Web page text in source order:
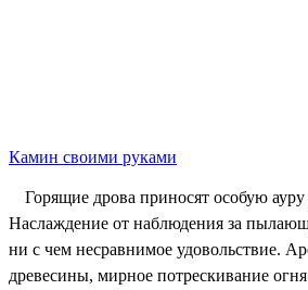
Камин своими руками
Горящие дрова приносят особую
Наслаждение от наблюдения за
ни с чем несравнимое удовольствие.
древесины, мирное потрескивание